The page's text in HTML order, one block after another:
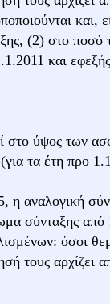
και,
(2) στο ποσό
και
στο ύψος των
τα έτη προ
η αναλογική
σύνταξης
όσοι
τους αρχίζει